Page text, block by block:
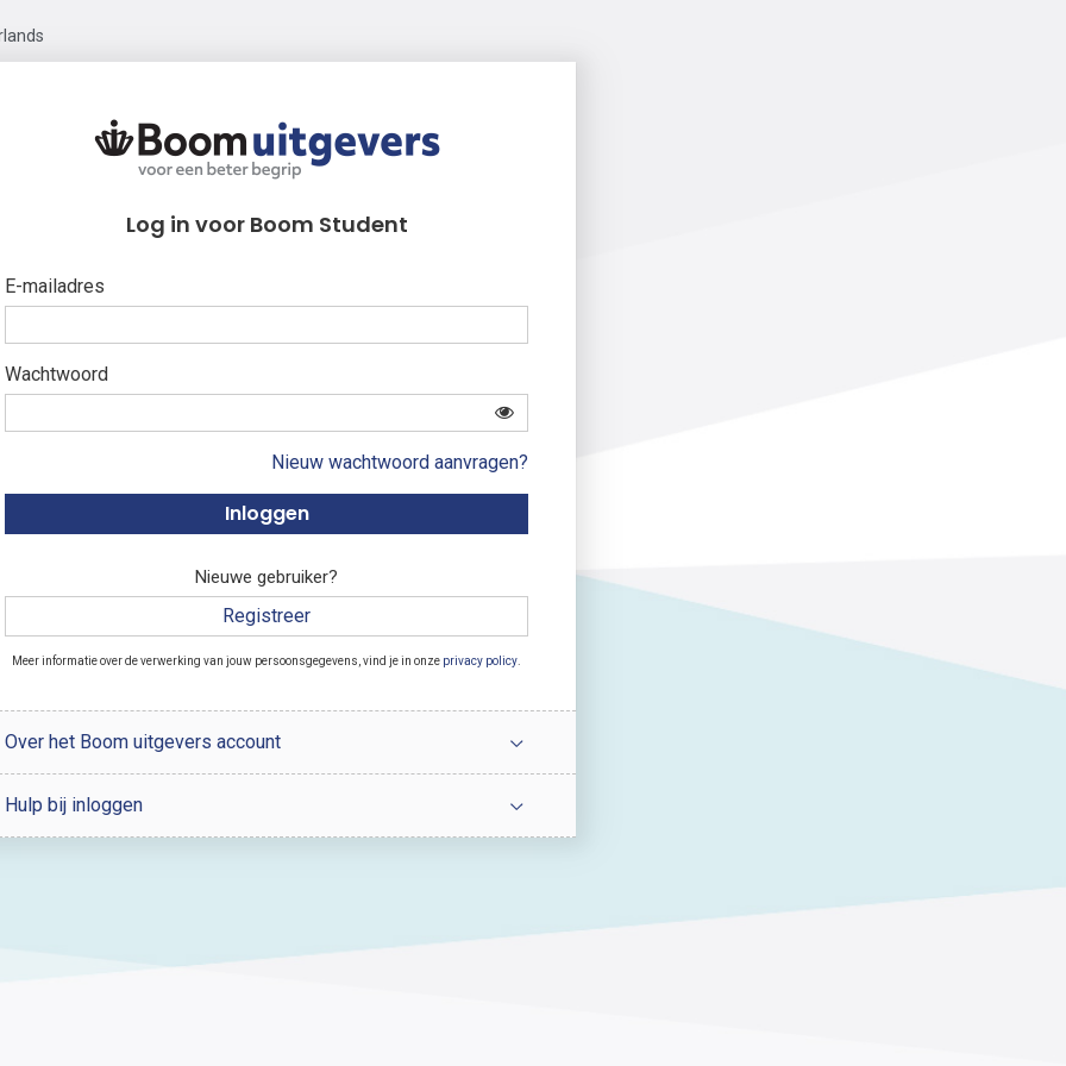
Log in voor Boom Student
E-mailadres
Wachtwoord
Nieuw wachtwoord aanvragen?
Nieuwe gebruiker?
Registreer
Meer informatie over de verwerking van jouw persoonsgegevens, vind je in onze privacy policy
Over het Boom uitgevers account
Hulp bij inloggen